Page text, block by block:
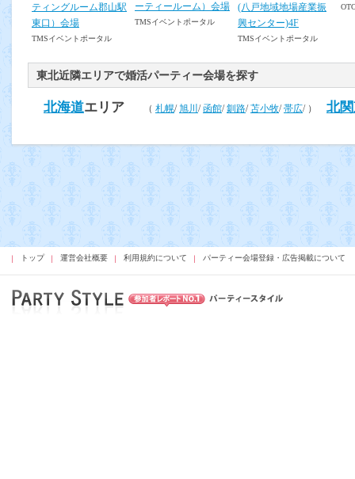
ティングルーム郡山駅
東口）会場
TMSイベントポータル
ーティールーム）会場
TMSイベントポータル
(八戸地域地場産業振
興センター)4F
TMSイベントポータル
東北近隣エリアで婚活パーティー会場を探す
北海道エリア （ 札幌/旭川 /函館/釧路/苫小牧/帯広/ ） 北
トップ 運営会社概要 利用規約について パーティー会場登録・広告掲載について